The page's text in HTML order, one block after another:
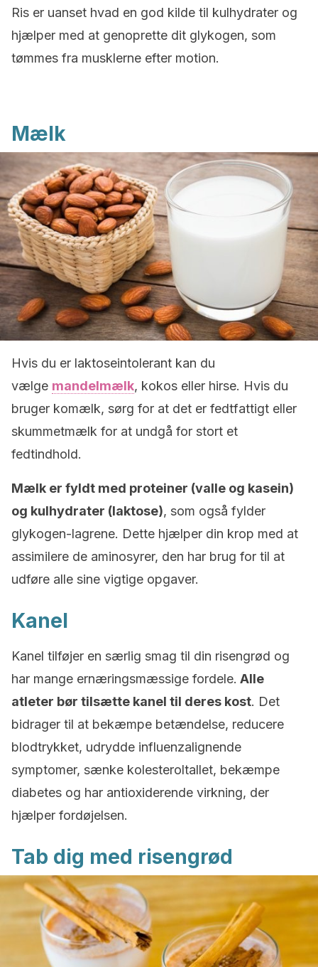
Ris er uanset hvad en god kilde til kulhydrater og
hjælper med at genoprette dit glykogen, som
tømmes fra musklerne efter motion.
Mælk
Hvis du er laktoseintolerant kan du
vælge mandelmælk, kokos eller hirse. Hvis du
bruger komælk, sørg for at det er fedtfattigt eller
skummetmælk for at undgå for stort et
fedtindhold.
Mælk er fyldt med proteiner (valle og kasein)
og kulhydrater (laktose), som også fylder
glykogen-lagrene. Dette hjælper din krop med at
assimilere de aminosyrer, den har brug for til at
udføre alle sine vigtige opgaver.
Kanel
Kanel tilføjer en særlig smag til din risengrød og
har mange ernæringsmæssige fordele. Alle
atleter bør tilsætte kanel til deres kost. Det
bidrager til at bekæmpe betændelse, reducere
blodtrykket, udrydde influenzalignende
symptomer, sænke kolesteroltallet, bekæmpe
diabetes og har antioxiderende virkning, der
hjælper fordøjelsen.
Tab dig med risengrød